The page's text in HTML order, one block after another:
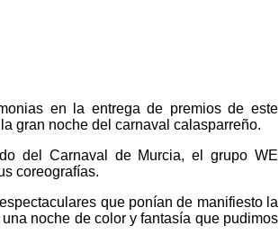
en la entrega de premios de este
gran noche del carnaval calasparreño.
del Carnaval de Murcia, el grupo WE
coreografías.
que ponían de manifiesto la
noche de color y fantasía que pudimos